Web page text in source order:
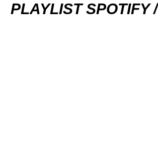
PLAYLIST SPOTIFY /